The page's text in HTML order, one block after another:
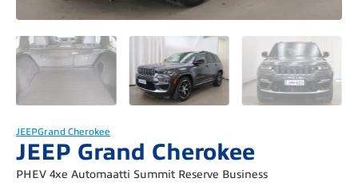
JEEPGrand Cherokee
JEEP Grand Cherokee
PHEV 4xe Automaatti Summit Reserve Business